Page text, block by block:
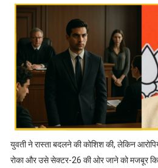
युवती ने रास्ता बदलने की कोशिश की, लेकिन
रोका और उसे सेक्टर-26 की ओर जाने को मजबूर